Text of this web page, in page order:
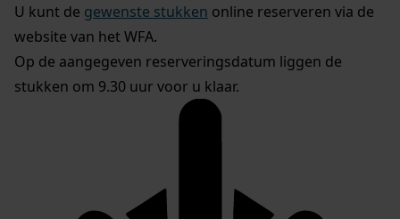
U kunt de gewenste stukken online reserveren via de
website van het WFA.
Op de aangegeven reserveringsdatum liggen de
stukken om 9.30 uur voor u klaar.